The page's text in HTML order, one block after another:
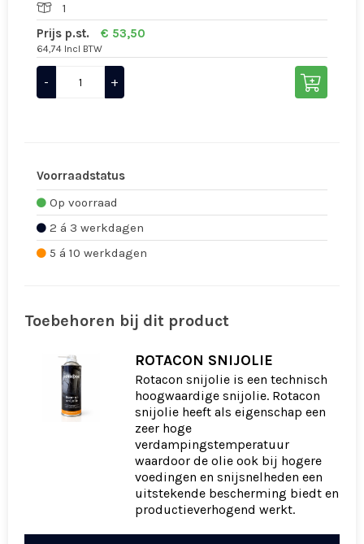
1
Prijs p.st.
€ 53,50
64,74 Incl BTW
- +
Voorraadstatus
Op voorraad
2 á 3 werkdagen
5 á 10 werkdagen
Toebehoren bij dit product
ROTACON SNIJOLIE
Rotacon snijolie is een technisch
hoogwaardige snijolie. Rotacon
snijolie heeft als eigenschap een
zeer hoge
verdampingstemperatuur
waardoor de olie ook bij hogere
voedingen en snijsnelheden een
uitstekende bescherming biedt en
productieverhogend werkt.